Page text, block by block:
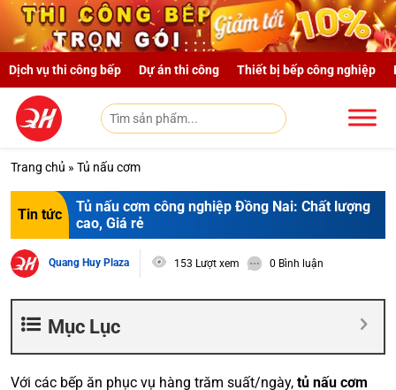
Skip to main content
Dịch vụ thi công bếp Dự án thi công Thiết bị bếp công nghiệp
Trang chủ » Tủ nấu cơm
Tin tức
Tủ nấu cơm công nghiệp Đồng Nai: Chất lượng
cao, Giá rẻ
Quang Huy Plaza 153 Lượt xem 0 Bình luận
Mục Lục
Với các bếp ăn phục vụ hàng trăm suất/ngày, tủ nấu cơm